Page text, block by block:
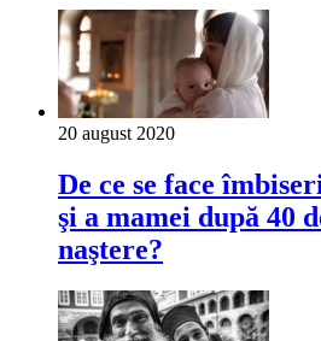
20 august 2020
De ce se face
şi a mamei după 40
naştere?